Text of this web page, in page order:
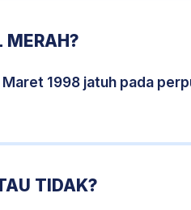
MERAH?
1998 jatuh pada
TIDAK?